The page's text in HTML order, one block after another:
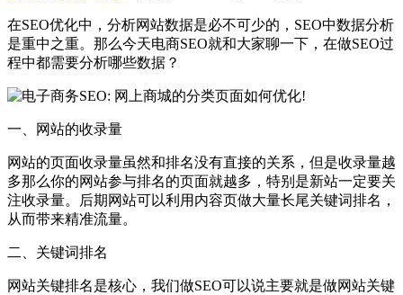
在SEO优化中，分析网站数据是必不可少的，SEO中数据分析
是重中之重。那么今天电商SEO就和大家聊一下，在做SEO过
程中都需要分析哪些数据？
一、网站的收录量
网站的页面收录量虽然和排名没有直接的关系，但是收录量越
多那么你的网站参与排名的页面就越多，特别是新站一定要关
注收录量。后期网站可以利用内容页做大量长尾关键词排名，
从而带来精准流量。
二、关键词排名
网站关键排名是核心，我们做SEO可以说主要就是做网站关键